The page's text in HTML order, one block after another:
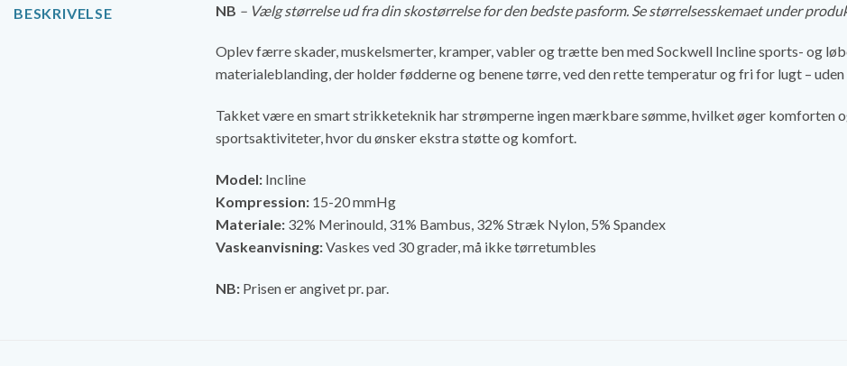
BESKRIVELSE NB – Vælg størrelse ud fra din skostørrelse for den bedste pasform. Se størrelsesskemaet under
Oplev færre skader, muskelsmerter, kramper, vabler og trætte ben med Sockwell Incline sports- og
materialeblanding, der holder fødderne og benene tørre, ved den rette temperatur og fri for lugt – uden
Takket være en smart strikketeknik har strømperne ingen mærkbare sømme, hvilket øger komforten
sportsaktiviteter, hvor du ønsker ekstra støtte og komfort.
Model: Incline
Kompression: 15-20 mmHg
Materiale: 32% Merinould, 31% Bambus, 32% Stræk Nylon, 5% Spandex
Vaskeanvisning:Vaskes ved 30 grader, må ikke tørretumbles
NB: Prisen er angivet pr. par.